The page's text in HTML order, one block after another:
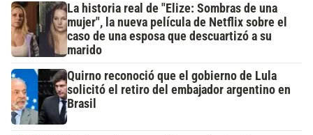
La historia real de "Elize: Sombras de una
mujer", la nueva película de Netflix sobre el
caso de una esposa que descuartizó a su
marido
Quirno reconoció que el gobierno de Lula
solicitó el retiro del embajador argentino en
Brasil